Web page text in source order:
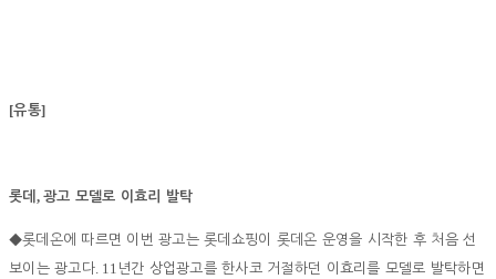
[유통]
롯데 ,광고 모델로 이효리 발탁
◆롯데온에 따르면 이번 광고는 롯데쇼핑이 롯데온 운영을 시작한 후 처음 선
보이는 광고다. 11 년간 상업광고를 한사코 거절하던 이효리를 모델로 발탁하면